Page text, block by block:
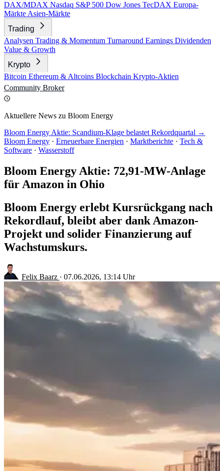
DAX/MDAX Nasdaq S&P 500 Dow Jones TecDAX Europa-
Märkte Asien-Märkte
Trading
Analysen Trading & Momentum Turnaround Earnings Dividenden
Value & Growth
Krypto
Bitcoin Ethereum & Altcoins Blockchain Krypto-Aktien
Community Broker
Aktuellere News zu Bloom Energy
Bloom Energy Aktie: Scandium-Klage belastet Rekordquartal →
Bloom Energy · Erneuerbare Energien · Marktberichte · Tech &
Software · Wasserstoff
Bloom Energy Aktie: 72,91-MW-Anlage
für Amazon in Ohio
Bloom Energy erlebt Kursrückgang nach
Rekordlauf, bleibt aber dank Amazon-
Projekt und solider Finanzierung auf
Wachstumskurs.
Felix Baarz · 07.06.2026, 13:14 Uhr